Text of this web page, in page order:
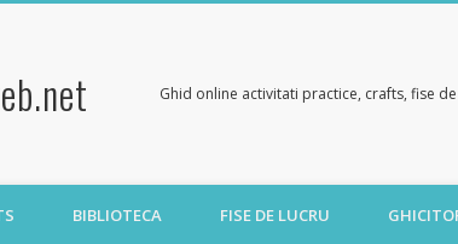
Ghid online activitati practice, crafts, fise
BIBLIOTECA FISE DE LUCRU